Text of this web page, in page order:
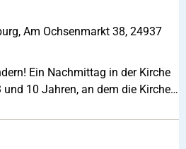
Am Ochsenmarkt 38, 24937
Ein Nachmittag in der Kirche
10 Jahren, an dem die Kirche…